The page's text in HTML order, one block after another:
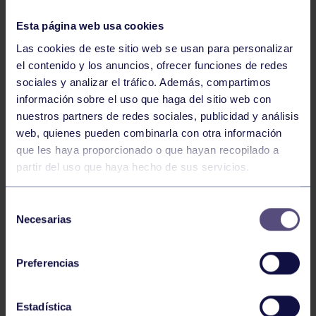
Esta página web usa cookies
Las cookies de este sitio web se usan para personalizar
el contenido y los anuncios, ofrecer funciones de redes
sociales y analizar el tráfico. Además, compartimos
información sobre el uso que haga del sitio web con
nuestros partners de redes sociales, publicidad y análisis
web, quienes pueden combinarla con otra información
que les haya proporcionado o que hayan recopilado a
partir del uso que haya hecho de sus servicios.
Necesarias
Preferencias
Estadística
Tiro con arco 03 Ago 2026
EL RGCC VUELVE A DESTACAR EN
TIRO CON ARCO
Tiro con arco